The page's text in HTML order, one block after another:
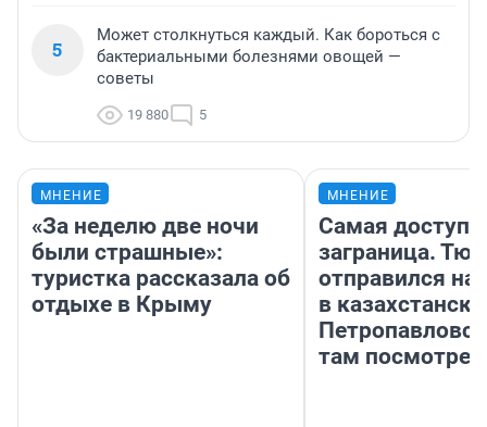
5
Может столкнуться каждый. Как бороться с
бактериальными болезнями овощей —
советы
19 880 5
МНЕНИЕ
«За неделю две ночи
были страшные»:
туристка рассказала об
отдыхе в Крыму
МНЕНИЕ
Самая
заграница.
отправился
в
там